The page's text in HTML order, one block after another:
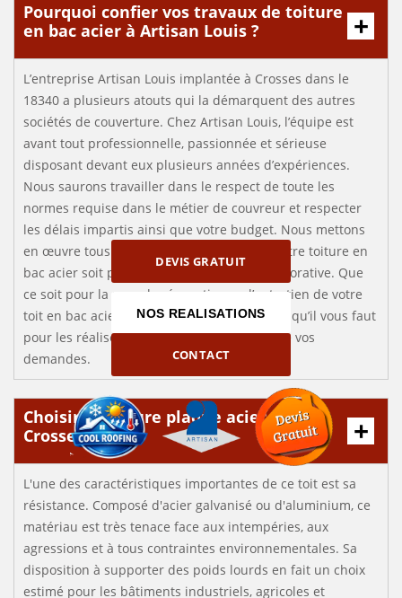
DEVIS GRATUIT
NOS REALISATIONS
CONTACT
Pourquoi confier vos travaux de toiture
en bac acier à Artisan Louis ?
L’entreprise Artisan Louis implantée à Crosses dans le
18340 a plusieurs atouts qui la démarquent des autres
sociétés de couverture. Chez Artisan Louis, l’équipe est
avant tout professionnelle, passionnée et sérieuse
disposant devant eux plusieurs années d’expériences.
Nous saurons travailler dans le respect de toute les
normes requise dans le métier de couvreur et respecter
les délais impartis ainsi que votre budget. Nous mettons
en œuvre tous notre savoir-faire afin que votre toiture en
bac acier soit performante, résistante et décorative. Que
ce soit pour la pose, la rénovation ou l’entretien de votre
toit en bac acier, Artisan Louis est le contact qu’il vous faut
pour les réaliser des travaux à la hauteur de vos
demandes.
Choisir la toiture plaque acier à
Crosses 18340
L'une des caractéristiques importantes de ce toit est sa
résistance. Composé d'acier galvanisé ou d'aluminium, ce
matériau est très tenace face aux intempéries, aux
agressions et à tous contraintes environnementales. Sa
disposition à supporter des poids lourds en fait un choix
estimé pour les bâtiments industriels, agricoles et